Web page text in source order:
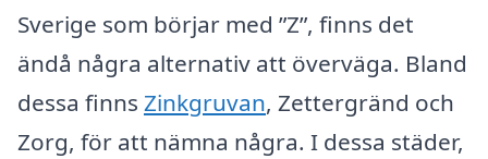
Sverige som börjar med ”Z”, finns det
ändå några alternativ att överväga. Bland
dessa finns Zinkgruvan, Zettergränd och
Zorg, för att nämna några. I dessa städer,